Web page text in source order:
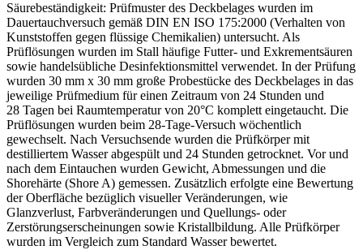
Säurebeständigkeit: Prüfmuster des Deckbelages wurden im
Dauertauchversuch gemäß DIN EN ISO 175:2000 (Verhalten von
Kunststoffen gegen flüssige Chemikalien) untersucht. Als
Prüflösungen wurden im Stall häufige Futter- und Exkrementsäuren
sowie handelsübliche Desinfektionsmittel verwendet. In der Prüfung
wurden 30 mm x 30 mm große Probestücke des Deckbelages in das
jeweilige Prüfmedium für einen Zeitraum von 24 Stunden und
28 Tagen bei Raumtemperatur von 20°C komplett eingetaucht. Die
Prüflösungen wurden beim 28-Tage-Versuch wöchentlich
gewechselt. Nach Versuchsende wurden die Prüfkörper mit
destilliertem Wasser abgespült und 24 Stunden getrocknet. Vor und
nach dem Eintauchen wurden Gewicht, Abmessungen und die
Shorehärte (Shore A) gemessen. Zusätzlich erfolgte eine Bewertung
der Oberfläche bezüglich visu­eller Veränderungen, wie
Glanzverlust, Farbveränderungen und Quellungs- oder
Zerstörungserscheinungen sowie Kristallbildung. Alle Prüfkörper
wurden im Vergleich zum Standard Wasser bewertet.